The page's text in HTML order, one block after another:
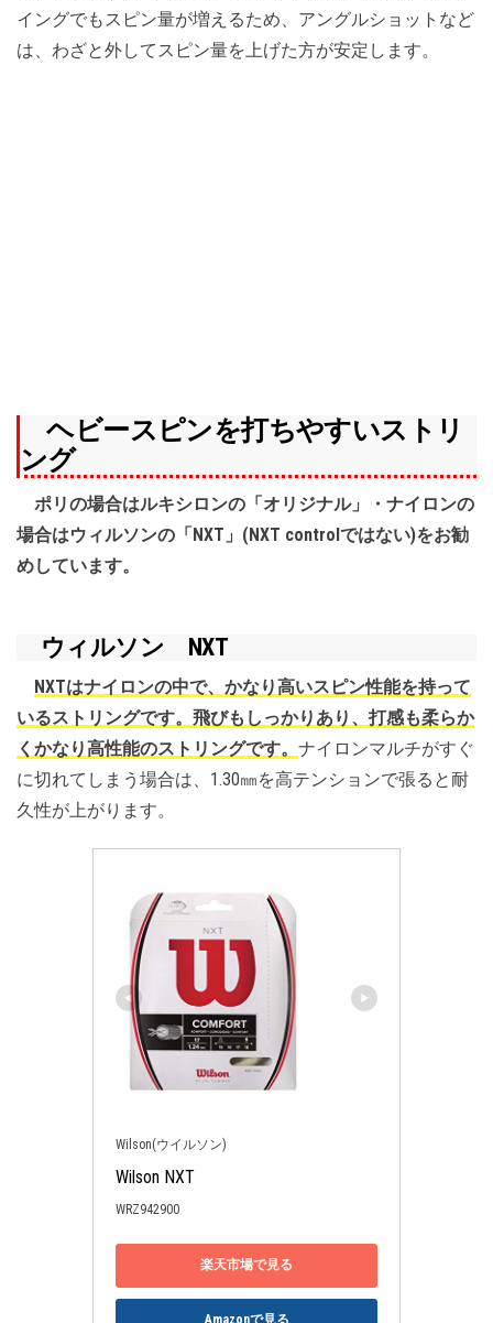
イングでもスピン量が増えるため、アングルショットなど
は、わざと外してスピン量を上げた方が安定します。
ヘビースピンを打ちやすいストリ
ング
ポリの場合はルキシロンの「オリジナル」・ナイロンの
場合はウィルソンの「NXT」(NXT controlではない)をお勧
めしています。
ウィルソン NXT
NXTはナイロンの中で、かなり高いスピン性能を持って
いるストリングです。飛びもしっかりあり、打感も柔らか
くかなり高性能のストリングです。 ナイロンマルチがすぐ
に切れてしまう場合は、1.30㎜を高テンションで張ると耐
久性が上がります。
Wilson(ウイルソン)
Wilson NXT
WRZ942900
楽天市場で見る
Amazonで見る